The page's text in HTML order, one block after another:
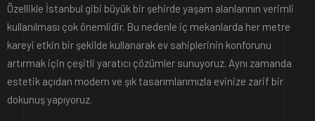
Özellikle İstanbul gibi büyük bir şehirde yaşam alanlarının verimli
kullanılması çok önemlidir. Bu nedenle iç mekanlarda her metre
kareyi etkin bir şekilde kullanarak ev sahiplerinin konforunu
artırmak için çeşitli yaratıcı çözümler sunuyoruz. Aynı zamanda
estetik açıdan modern ve şık tasarımlarımızla evinize zarif bir
dokunuş yapıyoruz.